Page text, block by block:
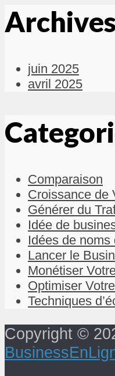
Archives
juin 2025
avril 2025
Comparaison
Croissance de
Générer du
Idée de
Idées de
Lancer le
Monétiser
Optimiser
Techniques
Copyright ©